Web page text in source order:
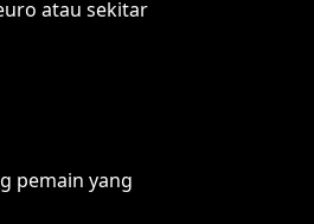
atau sekitar
pemain yang